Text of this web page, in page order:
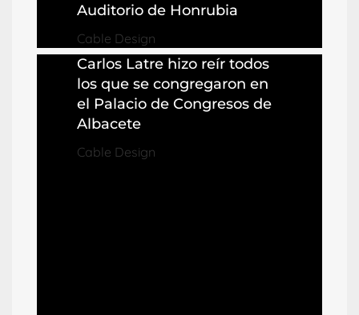
Auditorio de Honrubia
Cable Design
Carlos Latre hizo reír todos
los que se congregaron en
el Palacio de Congresos de
Albacete
Cable Design